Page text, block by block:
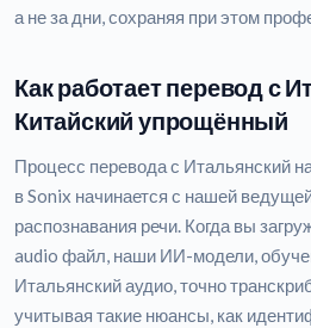
а не за дни, сохраняя при этом
Как работает перевод с
Китайский упрощённый
Процесс перевода с Итальянский
в Sonix начинается с нашей
распознавания речи. Когда вы
audio файл, наши ИИ-модели,
Итальянский аудио, точно
учитывая такие нюансы, как